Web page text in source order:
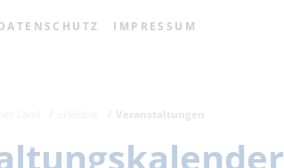
IMPRESSUM
Veranstaltungen